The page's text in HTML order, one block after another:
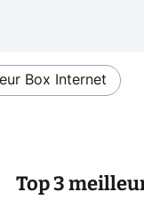
Box Internet
Top 3